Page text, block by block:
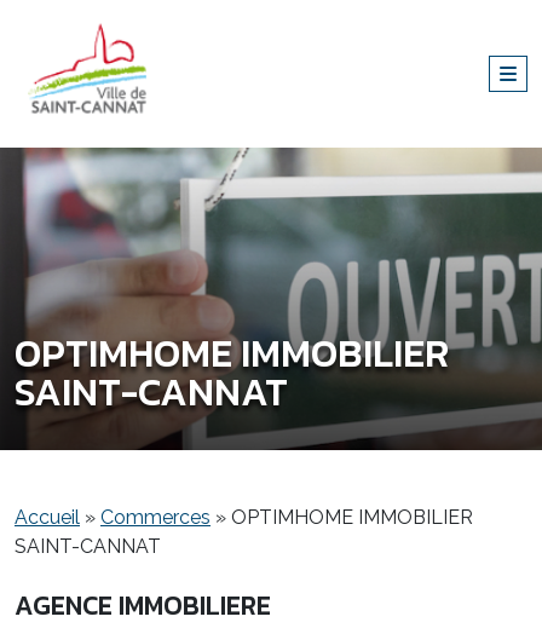
OPTIMHOME IMMOBILIER
SAINT-CANNAT
Accueil » Commerces » OPTIMHOME IMMOBILIER
SAINT-CANNAT
AGENCE IMMOBILIERE